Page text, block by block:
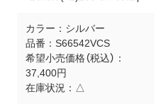
カラー： シルバー
品番： S66542VCS
希望小売価格（税込）：
37,400円
在庫状況： △